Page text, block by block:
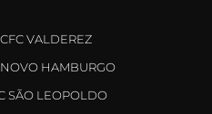
VALDEREZ
HAMBURGO
SÃO LEOPOLDO